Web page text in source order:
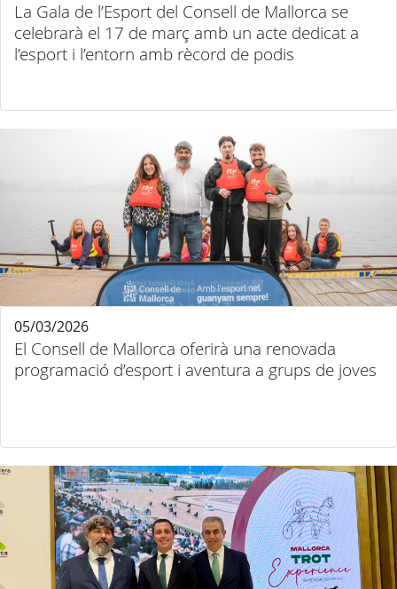
La Gala de l’Esport del Consell de Mallorca se
celebrarà el 17 de març amb un acte dedicat a
l’esport i l’entorn amb rècord de podis
El Consell de Mallorca oferirà una renovada
programació d’esport i aventura a grups de joves
05/03/2026